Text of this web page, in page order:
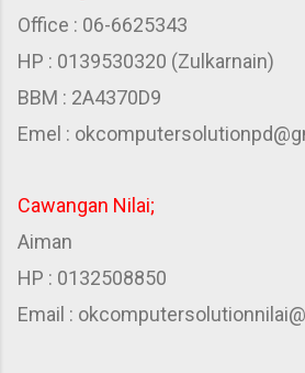
Office : 06-6625343
HP : 0139530320 (Zulkarnain)
BBM : 2A4370D9
Emel :
Cawangan Nilai;
Aiman
HP : 0132508850
Email :